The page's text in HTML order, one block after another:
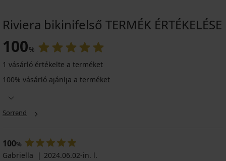
Riviera bikinifelső TERMÉK ÉRTÉKELÉSE
100%
1 vásárló értékelte a terméket
100% vásárló ajánlja a terméket
Sorrend
100%
Gabriella
2024.06.02-in. l.